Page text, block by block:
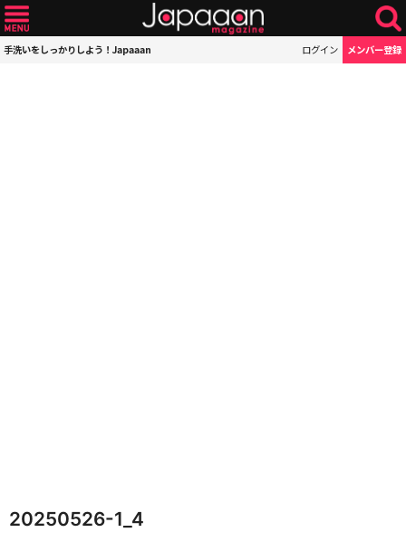
手洗いをしっかりしよう！Japaaan ログイン メンバー登録
20250526-1_4